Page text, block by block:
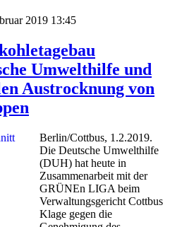
2019 13:45
Umwelthilfe und
Austrocknung von
Berlin/Cottbus, 1.2.2019.
Die Deutsche Umwelthilfe
(DUH) hat heute in
Zusammenarbeit mit der
GRÜNEn LIGA beim
Verwaltungsgericht Cottbus
Klage gegen die